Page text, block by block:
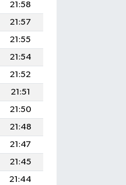
21:58
21:57
21:55
21:54
21:52
21:51
21:50
21:48
21:47
21:45
21:44